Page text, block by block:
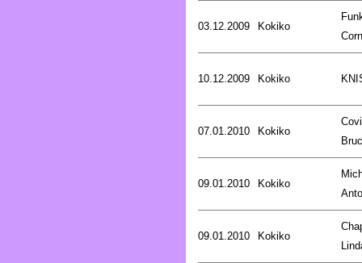
03.12.2009 Kokiko
10.12.2009 Kokiko
07.01.2010 Kokiko
09.01.2010 Kokiko
09.01.2010 Kokiko